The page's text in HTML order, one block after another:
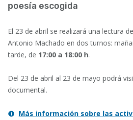
poesía escogida
El 23 de abril se realizará una lectura
Antonio Machado en dos turnos:
tarde, de 17:00 a 18:00 h.
Del 23 de abril al 23 de mayo podrá
documental.
Más información sobre las